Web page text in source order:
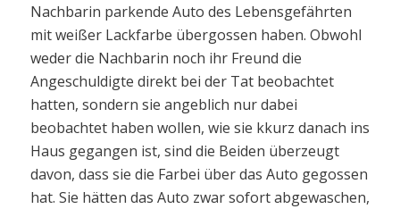
Nachbarin parkende Auto des Lebensgefährten
mit weißer Lackfarbe übergossen haben. Obwohl
weder die Nachbarin noch ihr Freund die
Angeschuldigte direkt bei der Tat beobachtet
hatten, sondern sie angeblich nur dabei
beobachtet haben wollen, wie sie kkurz danach ins
Haus gegangen ist, sind die Beiden überzeugt
davon, dass sie die Farbei über das Auto gegossen
hat. Sie hätten das Auto zwar sofort abgewaschen,